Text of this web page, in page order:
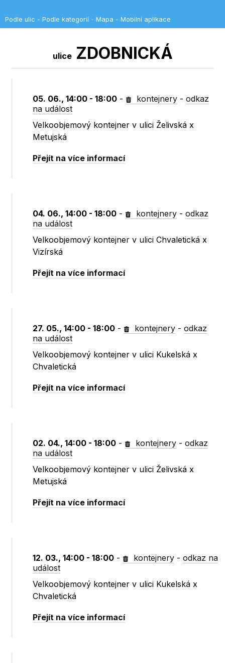
Podle ulic - Podle kategorií - Mapa - Mobilní aplikace
uliceZDOBNICKÁ
05. 06., 14:00 - 18:00 - kontejnery -odkaz
na událost
Velkoobjemový kontejner v ulici Želivská x
Metujská
Přejít na více informací
04. 06., 14:00 - 18:00 - kontejnery -odkaz
na událost
Velkoobjemový kontejner v ulici Chvaletická x
Vizírská
Přejít na více informací
27. 05., 14:00 - 18:00 - kontejnery -odkaz
na událost
Velkoobjemový kontejner v ulici Kukelská x
Chvaletická
Přejít na více informací
02. 04., 14:00 - 18:00 - kontejnery -odkaz
na událost
Velkoobjemový kontejner v ulici Želivská x
Metujská
Přejít na více informací
12. 03., 14:00 - 18:00 - kontejnery -odkaz na
událost
Velkoobjemový kontejner v ulici Kukelská x
Chvaletická
Přejít na více informací